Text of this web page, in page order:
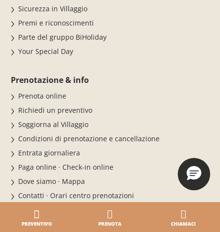
PREVENTIVO PRENOTA CHIAMACI
Sicurezza in Villaggio
Premi e riconoscimenti
Parte del gruppo BiHoliday
Your Special Day
Prenotazione & info
Prenota online
Richiedi un preventivo
Soggiorna al Villaggio
Condizioni di prenotazione e cancellazione
Entrata giornaliera
Paga online · Check-in online
Dove siamo · Mappa
Contatti · Orari centro prenotazioni
Le nostre vacanze